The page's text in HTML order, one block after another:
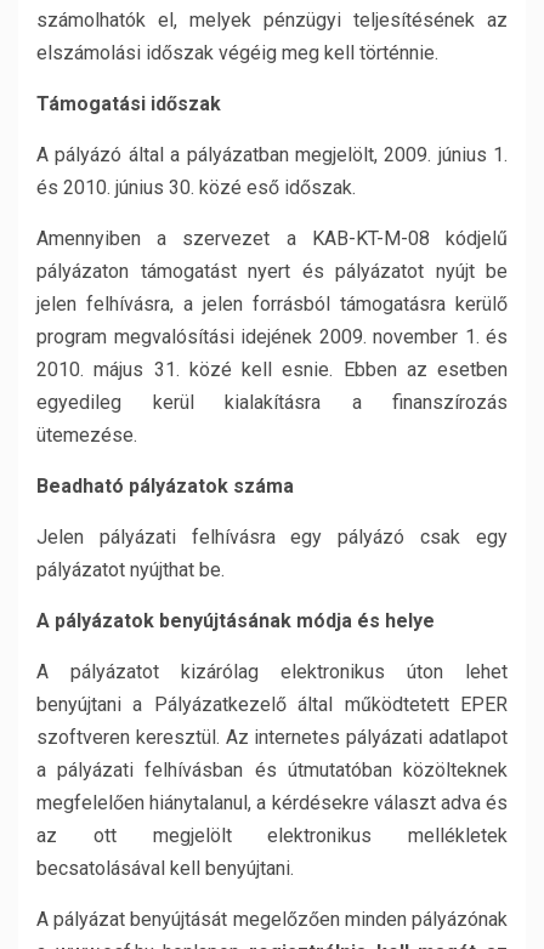
számolhatók el, melyek pénzügyi teljesítésének az
elszámolási időszak végéig meg kell történnie.
Támogatási időszak
A pályázó által a pályázatban megjelölt, 2009. június 1.
és 2010. június 30. közé eső időszak.
Amennyiben a szervezet a KAB-KT-M-08 kódjelű
pályázaton támogatást nyert és pályázatot nyújt be
jelen felhívásra, a jelen forrásból támogatásra kerülő
program megvalósítási idejének 2009. november 1. és
2010. május 31. közé kell esnie. Ebben az esetben
egyedileg kerül kialakításra a finanszírozás
ütemezése.
Beadható pályázatok száma
Jelen pályázati felhívásra egy pályázó csak egy
pályázatot nyújthat be.
A pályázatok benyújtásának módja és helye
A pályázatot kizárólag elektronikus úton lehet
benyújtani a Pályázatkezelő által működtetett EPER
szoftveren keresztül. Az internetes pályázati adatlapot
a pályázati felhívásban és útmutatóban közölteknek
megfelelően hiánytalanul, a kérdésekre választ adva és
az ott megjelölt elektronikus mellékletek
becsatolásával kell benyújtani.
A pályázat benyújtását megelőzően minden pályázónak